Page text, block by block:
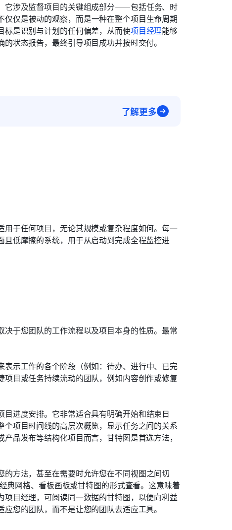
它涉及监督项目的关键组成部分——包括任务、时
仅是被动的观察，而是一种在整个项目生命周期
标是识别与计划的任何偏差，从而使项目经理能够
状态报告，最终引导项目成功并按时交付。
了解更多
于任何项目，无论其规模或复杂程度如何。每一
低摩擦的系统，用于从启动到完成全程监控进
于您团队的工作流程以及项目本身的性质。最常
示工作的各个阶段（例如：待办、进行中、已完
目或任务持续流动的团队，例如内容创作或修复
进度安排。它非常适合具有明确开始和结束日
项目时间线的高层次概览，显示任务之间的关系
品发布等结构化项目而言，甘特图是首选方法，
方法，甚至在需要时允许您在不同视图之间切
典网格、看板画板或甘特图的形式查看。这意味着
目经理，可阅读同一数据的甘特图，以便向利益
您的团队，而不是让您的团队去适应工具。